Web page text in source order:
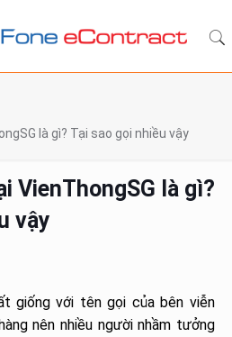
là gì? Tại sao gọi nhiều vậy
VienThongSG là gì?
vậy
giống với tên gọi của bên viễn
nên nhiều người nhầm tưởng